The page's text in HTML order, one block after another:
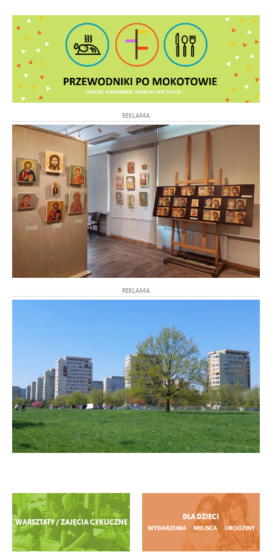
REKLAMA
REKLAMA
Zobacz więcej
WARSZTATY / ZAJĘCIA CYKLICZNE
DLA DZIECI
WYDARZENIA MIEJSCA URODZINY